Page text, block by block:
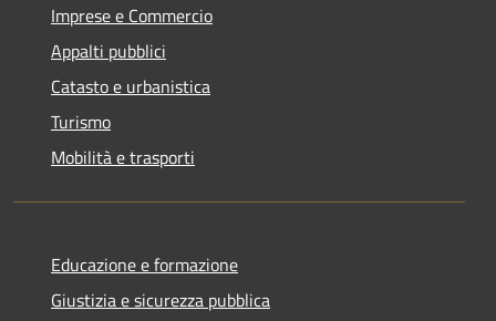
Imprese e Commercio
Appalti pubblici
Catasto e urbanistica
Turismo
Mobilità e trasporti
Educazione e formazione
Giustizia e sicurezza pubblica